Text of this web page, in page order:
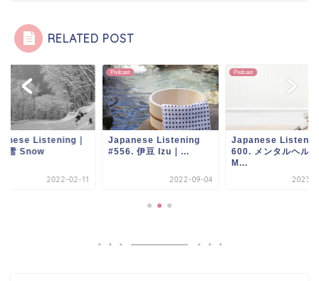
RELATED POST
Listening｜
雪 Snow
2022-02-11
Podcast
Japanese Listening
#556. 伊豆 Izu｜...
2022-09-04
Podcast
Japanese
600. メンタルヘルス
M...
2023-